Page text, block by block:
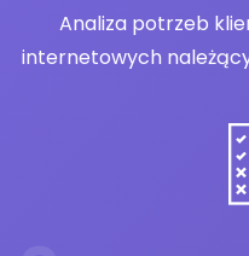
Analiza potrzeb
internetowych